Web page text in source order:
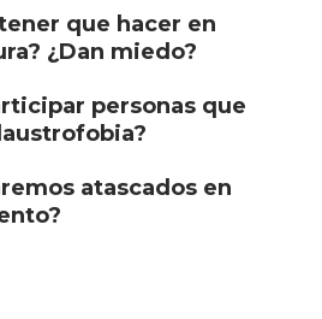
que hacer en
¿Dan miedo?
personas que
atascados en